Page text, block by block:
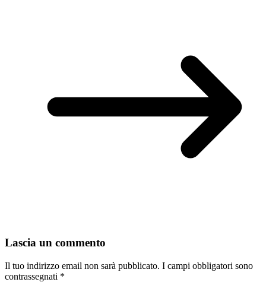
Lascia un commento
Il tuo indirizzo email non sarà pubblicato. I campi obbligatori sono
contrassegnati *